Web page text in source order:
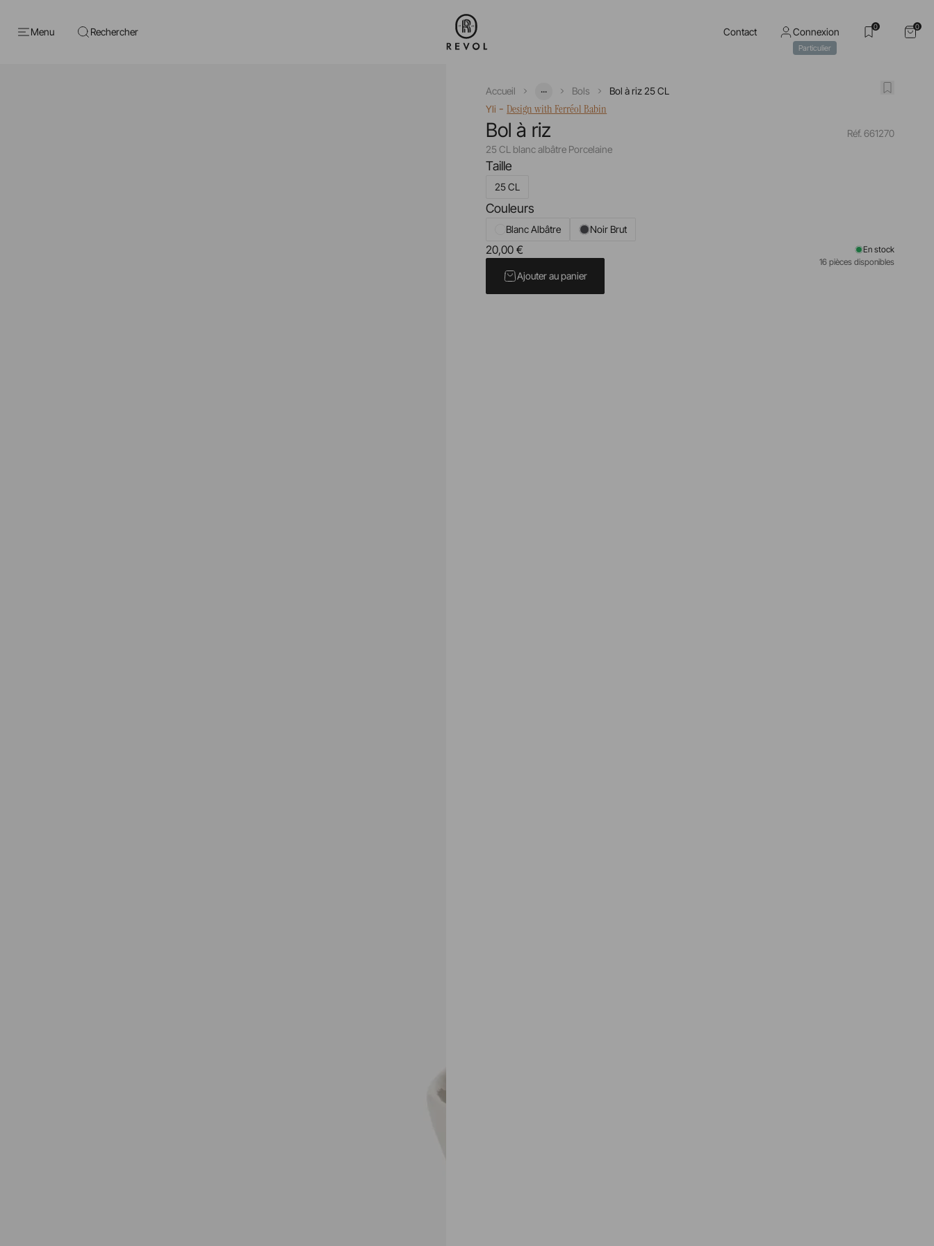
Menu Rechercher Contact Connexion
Particulier
0 0
Accueil ... Bols
Bol à riz 25 CL
Yli -Design with Ferréol Babin
Bol à riz
25 CL blanc albâtre Porcelaine
Réf. 661270
Taille
25 CL
Couleurs
Blanc Albâtre Noir Brut
20,00 €
En stock
16 pièces disponibles
Ajouter au panier